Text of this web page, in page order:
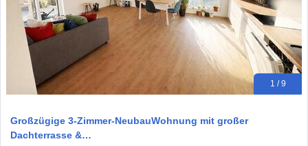
1 / 9
Großzügige 3-Zimmer-NeubauWohnung mit großer
Dachterrasse &…